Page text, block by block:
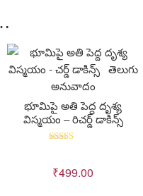
భూమిపై అతి పెద్ద దృశ్య
విస్మయం – రిచర్డ్ డాకిన్స్
₹499.00